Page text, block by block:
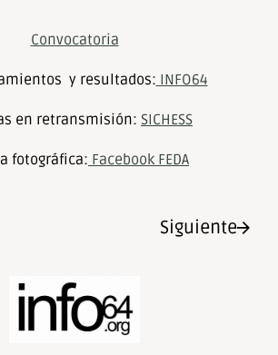
Convocatoria
y resultados: INFO64
en retransmisión: SICHESS
fotográfica: Facebook FEDA
Siguiente